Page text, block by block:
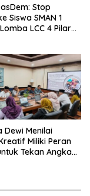
Stop
Siswa SMAN 1
LCC 4 Pilar
Dewi Menilai
Miliki Peran
Tekan Angka